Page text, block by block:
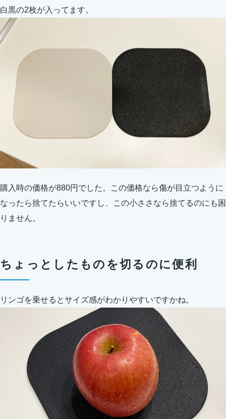
白黒の2枚が入ってます。
購入時の価格が880円でした。この価格なら傷が目立つように
なったら捨てたらいいですし、この小ささなら捨てるのにも困
りません。
ちょっとしたものを切るのに便利
リンゴを乗せるとサイズ感がわかりやすいですかね。